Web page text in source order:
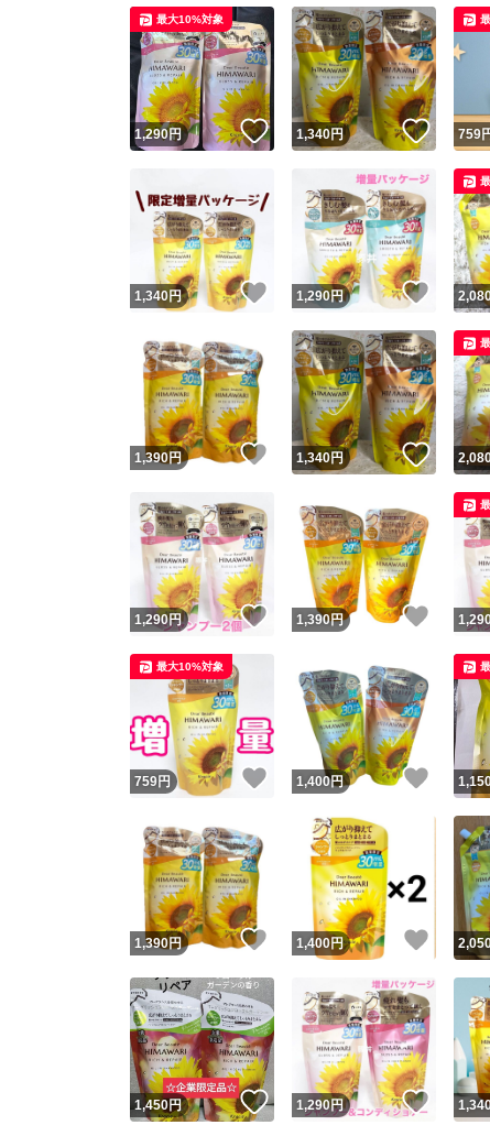
Yahoo!
安心取
安
取引実績
取
他フ
1,290円 いいね！
最大10%対象
1,340円 いいね
759
1,340円 いいね！
1,290円 いいね
1,390円 いいね！
1,340円 いいね
1,290円 いいね！
1,390円 いいね
759円 いいね！
最大10%対象
1,400円 いいね
1,390円 いいね！
1,400円 いいね
1,450円 いいね！
1,290円 いいね